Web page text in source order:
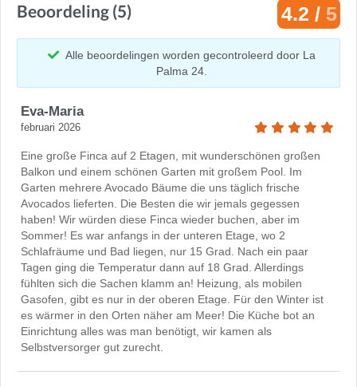
Beoordeling (5) 4.2 / 5
Alle beoordelingen worden gecontroleerd door La
Palma 24.
Eva-Maria
februari 2026
Eine große Finca auf 2 Etagen, mit wunderschönen großen
Balkon und einem schönen Garten mit großem Pool. Im
Garten mehrere Avocado Bäume die uns täglich frische
Avocados lieferten. Die Besten die wir jemals gegessen
haben! Wir würden diese Finca wieder buchen, aber im
Sommer! Es war anfangs in der unteren Etage, wo 2
Schlafräume und Bad liegen, nur 15 Grad. Nach ein paar
Tagen ging die Temperatur dann auf 18 Grad. Allerdings
fühlten sich die Sachen klamm an! Heizung, als mobilen
Gasofen, gibt es nur in der oberen Etage. Für den Winter ist
es wärmer in den Orten näher am Meer! Die Küche bot an
Einrichtung alles was man benötigt, wir kamen als
Selbstversorger gut zurecht.